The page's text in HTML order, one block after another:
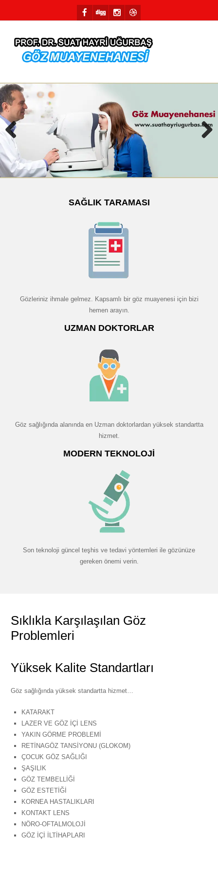
Previous
SAĞLIK TARAMASI
Gözleriniz ihmale gelmez. Kapsamlı bir göz muayenesi için bizi
hemen arayın.
UZMAN DOKTORLAR
Göz sağlığında alanında en Uzman doktorlardan yüksek standartta
hizmet.
MODERN TEKNOLOJI
Son teknoloji güncel teşhis ve tedavi yöntemleri ile gözünüze
gereken önemi verin.
Sıklıkla Karşılaşılan Göz
Problemleri
Yüksek Kalite Standartları
Göz sağlığında yüksek standartta hizmet…
KATARAKT
LAZER VE GÖZ İÇİ LENS
YAKIN GÖRME PROBLEMİ
RETİNAGÖZ TANSİYONU (GLOKOM)
ÇOCUK GÖZ SAĞLIĞI
ŞAŞILIK
GÖZ TEMBELLİĞİ
GÖZ ESTETİĞİ
KORNEA HASTALIKLARI
KONTAKT LENS
NÖRO-OFTALMOLOJİ
GÖZ İÇİ İLTİHAPLARI